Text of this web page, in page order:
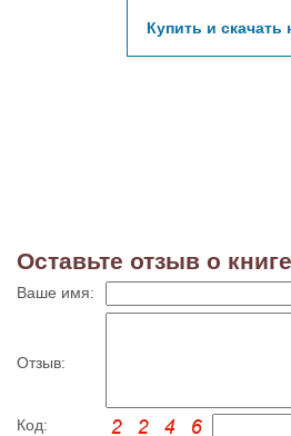
Купить и скачать
Оставьте отзыв о
Ваше имя:
Отзыв:
Код: